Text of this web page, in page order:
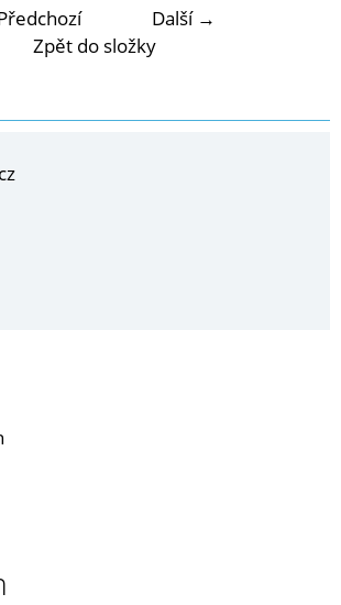
Další →
Zpět do složky